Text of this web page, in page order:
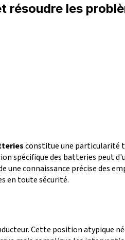
résoudre les
constitue une particularité
spécifique des batteries peut
connaissance précise des
en toute sécurité.
Cette position atypique